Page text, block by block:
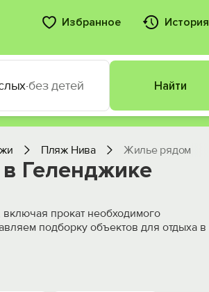
Избранное
·без детей Найти
Пляж Нива Жилье рядом
Геленджике
прокат необходимого
подборку объектов для отдыха в